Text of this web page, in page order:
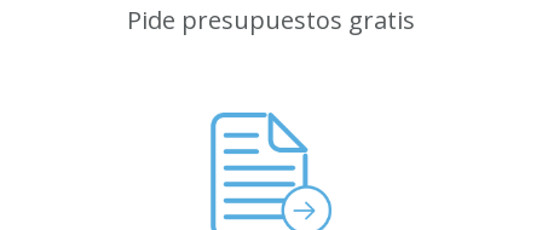
Pide presupuestos gratis